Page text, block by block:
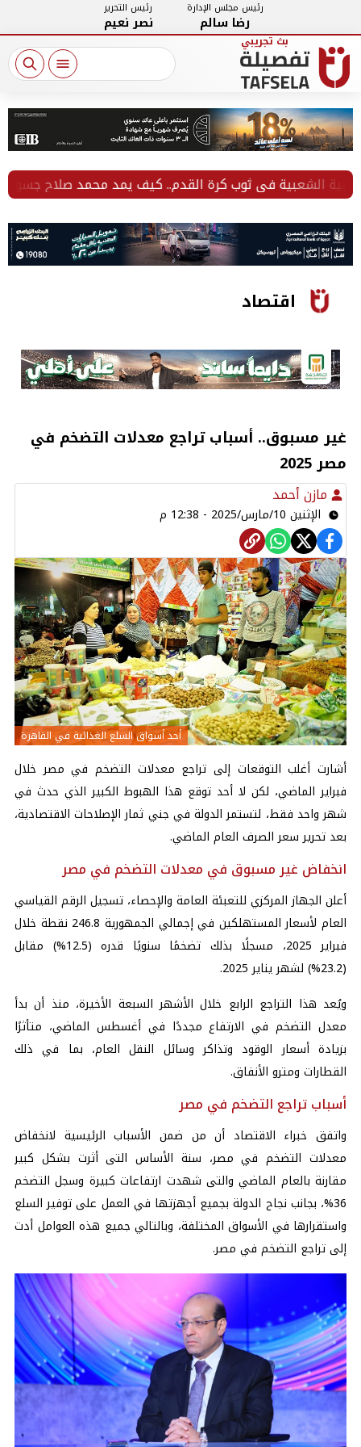
رئيس مجلس الإدارة
رضا سالم
رئيس التحرير
نصر نعيم
في ثوب كرة القدم.. كيف يمد محمد صلاح جسور المحبة
اقتصاد
غير مسبوق.. أسباب تراجع معدلات التضخم في
مصر 2025
مازن أحمد
الإثنين 10/مارس/2025 - 12:38 م
أحد أسواق السلع الغذائية في القاهرة
أشارت أغلب التوقعات إلى تراجع معدلات التضخم في مصر خلال
فبراير الماضي، لكن لا أحد توقع هذا الهبوط الكبير الذي حدث في
شهر واحد فقط، لتستمر الدولة في جني ثمار الإصلاحات الاقتصادية،
بعد تحرير سعر الصرف العام الماضي.
انخفاض غير مسبوق في معدلات التضخم في مصر
أعلن الجهاز المركزي للتعبئة العامة والإحصاء، تسجيل الرقم القياسي
العام لأسعار المستهلكين في إجمالي الجمهورية 246.8 نقطة خلال
فبراير 2025، مسجلًا بذلك تضخمًا سنويًا قدره (12.5%) مقابل
(23.2%) لشهر يناير 2025.
ويُعد هذا التراجع الرابع خلال الأشهر السبعة الأخيرة، منذ أن بدأ
معدل التضخم في الارتفاع مجددًا في أغسطس الماضي، متأثرًا
بزيادة أسعار الوقود وتذاكر وسائل النقل العام، بما في ذلك
القطارات ومترو الأنفاق.
أسباب تراجع التضخم في مصر
واتفق خبراء الاقتصاد أن من ضمن الأسباب الرئيسية لانخفاض
معدلات التضخم في مصر، سنة الأساس التى أثرت بشكل كبير
مقارنة بالعام الماضي والتى شهدت ارتفاعات كبيرة وسجل التضخم
36%، بجانب نجاح الدولة بجميع أجهزتها في العمل على توفير السلع
واستقرارها في الأسواق المختلفة، وبالتالي جميع هذه العوامل أدت
إلى تراجع التضخم في مصر.